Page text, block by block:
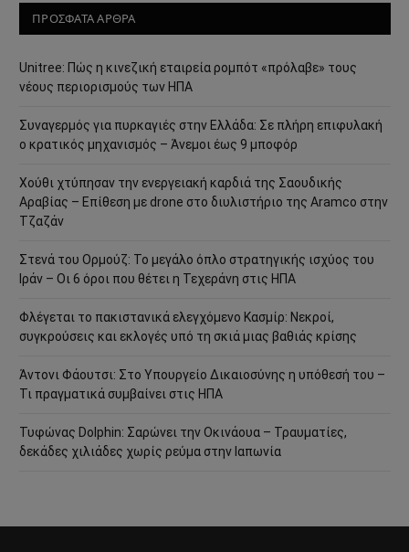
ΠΡΟΣΦΑΤΑ ΑΡΘΡΑ
Unitree: Πώς η κινεζική εταιρεία ρομπότ «πρόλαβε» τους
νέους περιορισμούς των ΗΠΑ
Συναγερμός για πυρκαγιές στην Ελλάδα: Σε πλήρη επιφυλακή
ο κρατικός μηχανισμός – Άνεμοι έως 9 μποφόρ
Χούθι χτύπησαν την ενεργειακή καρδιά της Σαουδικής
Αραβίας – Επίθεση με drone στο διυλιστήριο της Aramco στην
Τζαζάν
Στενά του Ορμούζ: Το μεγάλο όπλο στρατηγικής ισχύος του
Ιράν – Οι 6 όροι που θέτει η Τεχεράνη στις ΗΠΑ
Φλέγεται το πακιστανικά ελεγχόμενο Κασμίρ: Νεκροί,
συγκρούσεις και εκλογές υπό τη σκιά μιας βαθιάς κρίσης
Άντονι Φάουτσι: Στο Υπουργείο Δικαιοσύνης η υπόθεσή του –
Τι πραγματικά συμβαίνει στις ΗΠΑ
Τυφώνας Dolphin: Σαρώνει την Οκινάουα – Τραυματίες,
δεκάδες χιλιάδες χωρίς ρεύμα στην Ιαπωνία